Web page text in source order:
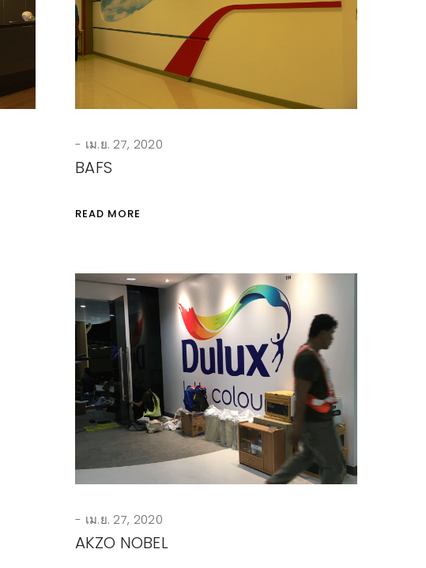
เม.ย. 27, 2020
BAFS
READ MORE
เม.ย. 27, 2020
AKZO NOBEL